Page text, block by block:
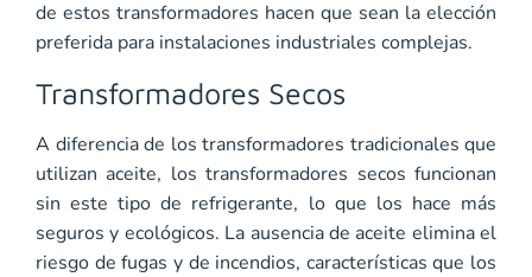
de estos transformadores hacen que sean la elección
preferida para instalaciones industriales complejas.
Transformadores Secos
A diferencia de los transformadores tradicionales que
utilizan aceite, los transformadores secos funcionan
sin este tipo de refrigerante, lo que los hace más
seguros y ecológicos. La ausencia de aceite elimina el
riesgo de fugas y de incendios, características que los